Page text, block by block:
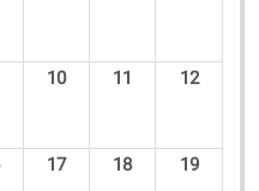
10 11 12
17 18 19